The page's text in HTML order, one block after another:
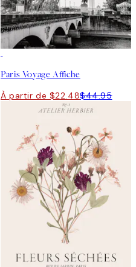
Paris Voyage Affiche
À partir de $22.48$44.95